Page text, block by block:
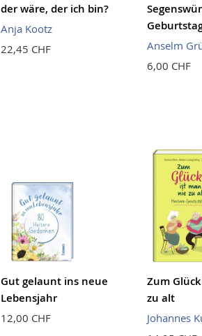
der wäre, der ich bin?
Anja Kootz
22,45 CHF
Anselm
6,00 CHF
Gut gelaunt ins neue
Lebensjahr
12,00 CHF
Zum
zu alt
Johannes